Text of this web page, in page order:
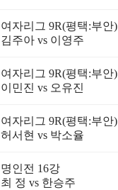
여자리그 9R(평택:부안)
김주아 vs 이영주
여자리그 9R(평택:부안)
이민진 vs 오유진
여자리그 9R(평택:부안)
허서현 vs 박소율
명인전 16강
최 정 vs 한승주